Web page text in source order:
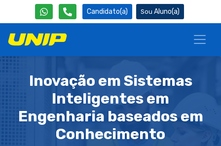
Candidato(a) Aluno(a)
Inovação em Sistemas
Inteligentes em
Engenharia baseados em
Conhecimento